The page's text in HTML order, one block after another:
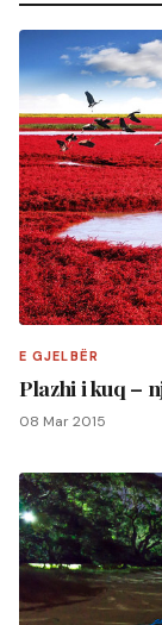
E GJELBËR
Plazhi i kuq –
08 Mar 2015